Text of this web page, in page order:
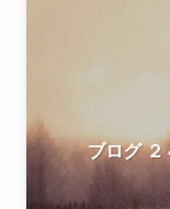
ブログ ２